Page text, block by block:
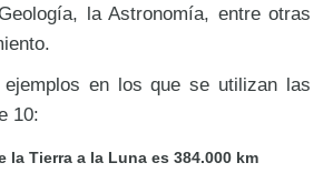
la Astronomía, entre otras
ejemplos en los que se utilizan las
10:
la Tierra a la Luna es 384.000 km